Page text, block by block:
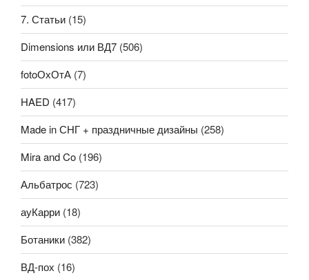
7. Статьи (15)
Dimensions или ВД7 (506)
fotoОхОтА (7)
HAED (417)
Made in СНГ + праздничные дизайны (258)
Mira and Co (196)
Альбатрос (723)
ауКарри (18)
Ботаники (382)
ВД-пох (16)